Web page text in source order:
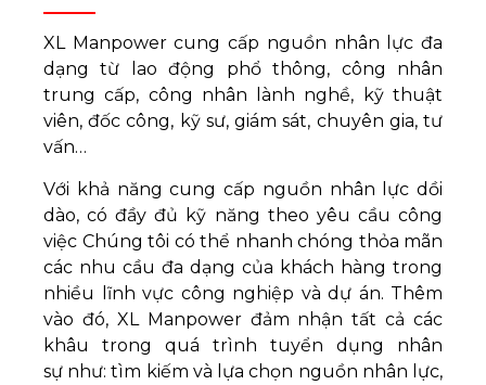
XL Manpower cung cấp nguồn nhân lực đa
dạng từ lao động phổ thông, công nhân
trung cấp, công nhân lành nghề, kỹ thuật
viên, đốc công, kỹ sư, giám sát, chuyên gia, tư
vấn…
Với khả năng cung cấp nguồn nhân lực dồi
dào, có đầy đủ kỹ năng theo yêu cầu công
việc Chúng tôi có thể nhanh chóng thỏa mãn
các nhu cầu đa dạng của khách hàng trong
nhiều lĩnh vực công nghiệp và dự án. Thêm
vào đó, XL Manpower đảm nhận tất cả các
khâu trong quá trình tuyển dụng nhân
sự như: tìm kiếm và lựa chọn nguồn nhân lực,